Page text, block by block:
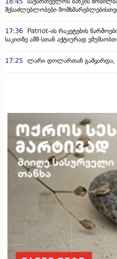
შესაძლებლობები
17:36
Patriot-ის რაკეტების
საკითზე აშშ-სთან აქტიურად
17:25 ლარი დოლართან გამყარდა,